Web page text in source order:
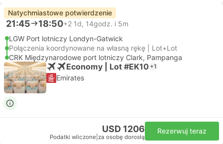
Natychmiastowe potwierdzenie
21:45 18:50+2 1d, 14godz. i 5m
LGW Port lotniczy Londyn-Gatwick
Połączenia koordynowane na własną rękę | Lot+Lot
CRK Międzynarodowe port lotniczy Clark, Pampanga
Economy | Lot #EK10 +1
Emirates
USD 1206
Podatki wliczone za osobę dorosłą
Rezerwuj teraz